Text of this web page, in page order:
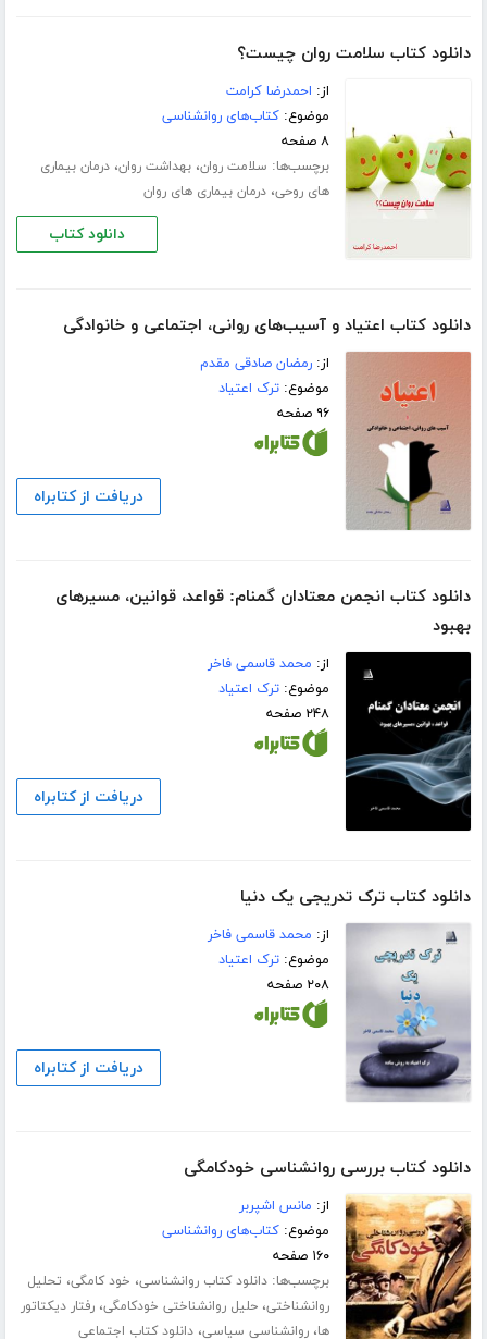
دانلود کتاب سلامت روان چیست؟
از: احمدرضا کرامت
موضوع:کتاب‌های روانشناسی
۸ صفحه
برچسب‌ها: سلامت روان،بهداشت روان،درمان بیماری
های روحی،درمان بیماری های روان
دانلود کتاب
دانلود کتاب اعتیاد و آسیب‌های روانی، اجتماعی و خانوادگی
از:رمضان صادقی مقدم
موضوع:ترک اعتیاد
۹۶ صفحه
دریافت از کتابراه
دانلود کتاب انجمن معتادان گمنام: قواعد، قوانین، مسیرهای
بهبود
از: محمد قاسمی فاخر
موضوع:ترک اعتیاد
۲۴۸ صفحه
دریافت از کتابراه
دانلود کتاب ترک تدریجی یک دنیا
از: محمد قاسمی فاخر
موضوع:ترک اعتیاد
۲۰۸ صفحه
دریافت از کتابراه
دانلود کتاب بررسی روانشناسی خودکامگی
از: مانس اشپربر
موضوع:کتاب‌های روانشناسی
۱۶۰ صفحه
برچسب‌ها:دانلود کتاب روانشناسی، خود کامگی، تحلیل
روانشناختی،حلیل روانشناختی خودکامگی،رفتار دیکتاتور
ها،روانشناسی سیاسی،دانلود کتاب اجتماعی